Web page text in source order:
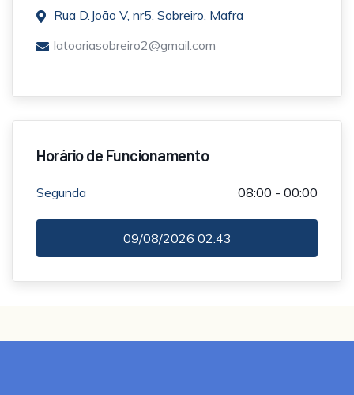
Rua D.João V, nr5. Sobreiro, Mafra
latoariasobreiro2@gmail.com
Horário de Funcionamento
Segunda 08:00 - 00:00
09/08/2026 02:43